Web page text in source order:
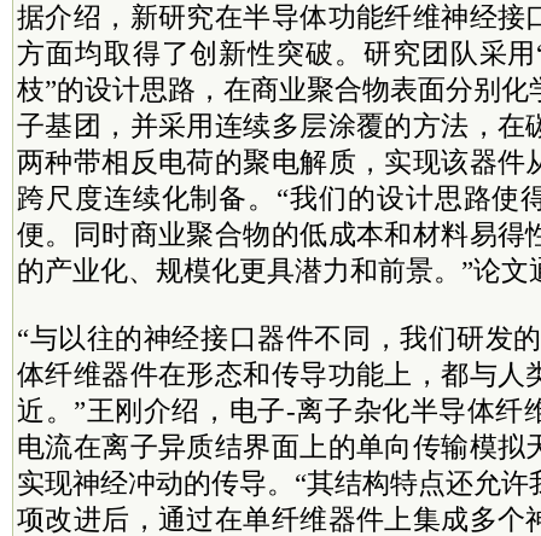
据介绍，新研究在半导体功能纤维神经接
方面均取得了创新性突破。研究团队采
枝”的设计思路，在商业聚合物表面分别
子基团，并采用连续多层涂覆的方法，在
两种带相反电荷的聚电解质，实现该器件
跨尺度连续化制备。“我们的设计思路使
便。同时商业聚合物的低成本和材料易得
的产业化、规模化更具潜力和前景。”论文
“与以往的神经接口器件不同，我们研发
体纤维器件在形态和传导功能上，都与人
近。”王刚介绍，电子-离子杂化半导体纤
电流在离子异质结界面上的单向传输模拟
实现神经冲动的传导。“其结构特点还允
项改进后，通过在单纤维器件上集成多个